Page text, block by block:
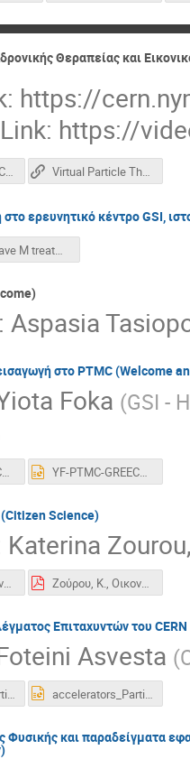
Θεραπείας και
https://
https://
Hadron Therapy Center Virtual Particle Therapy Center
στο ερευνητικό κέντρο GSI,
GSI Cave M treatment room
: Aspasia
στο PTMC (Welcome
Foka (GSI -
YF-PTMC-GREECE-Sat4march2023-asGiven.pdf YF-PTMC-GREECE-Sat4march2023-asGiven.pptx
Science)
Katerina Zourou
Ζούρου, Κ., Οικονόμου, Σ. (2024). Η επιστήμη των πολιτών και η συμβολή της στην εξέλιξη της ιατρικής έρευνας. CERN Master class.pptx Ζούρου, Κ., Οικονόμου, Σ. (2024). Η επιστήμη των πολιτών και η συμβολή της στην εξέλιξη της ιατρικής έρευνας. CERN Master class.pptx.pdf
Επιταχυντών του
Asvesta (
accelerators_Particle_Therapy_Masterclass_23_03_2024.pdf accelerators_Particle_Therapy_Masterclass_23_03_2024.pptx
Φυσικής και παραδείγματα